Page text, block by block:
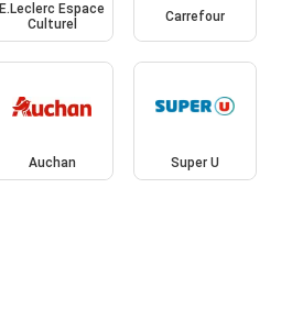
E.Leclerc Espace
Culturel
Carrefour
Auchan Super U